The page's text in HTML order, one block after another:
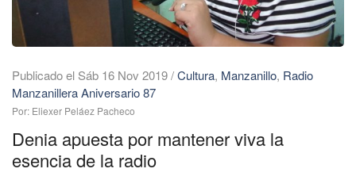
Publicado el Sáb 16 Nov 2019/Cultura, Manzanillo, Radio
Manzanillera Aniversario 87
Por: Eliexer Peláez Pacheco
Denia apuesta por mantener viva la
esencia de la radio